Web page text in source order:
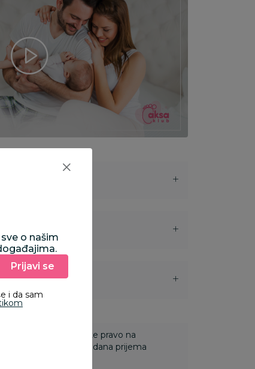
porudžbine imate pravo na
u roku od 14 dana od dana prijema
o našim
Unesite Vašu e‑mail adresu da biste se prijavili na newsletter.
Prijavi se
i da sam